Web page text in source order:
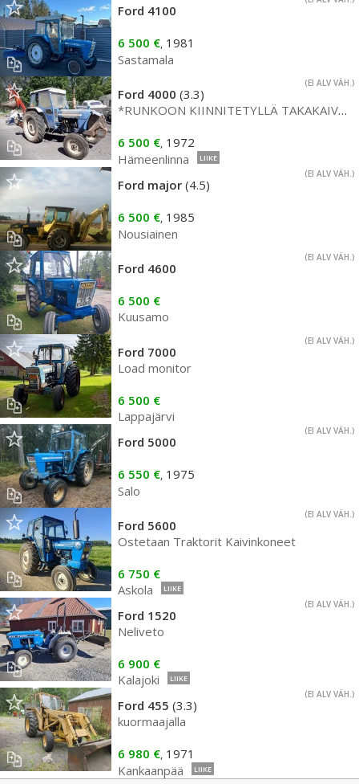
Ford 4100
6 500 €, 1981
Sastamala
(EI ALV VÄH.)
Ford 4000 (3.3)
*RUNKOON KIINNITETYLLÄ TAKAKAIVURILLA*
6 500 €, 1972
Hämeenlinna
LIIKE
(EI ALV VÄH.)
Ford major (4.5)
6 500 €, 1985
Nousiainen
(EI ALV VÄH.)
Ford 4600
6 500 €
Kuusamo
(EI ALV VÄH.)
Ford 7000
Load monitor
6 500 €
Lappajärvi
(EI ALV VÄH.)
Ford 5000
6 550 €, 1975
Salo
(EI ALV VÄH.)
Ford 5600
Ostetaan Traktorit Kaivinkoneet
6 750 €
Askola
LIIKE
(EI ALV VÄH.)
Ford 1520
Neliveto
6 900 €
Kalajoki
LIIKE
(EI ALV VÄH.)
Ford 455 (3.3)
kuormaajalla
6 980 €, 1971
Kankaanpää
LIIKE